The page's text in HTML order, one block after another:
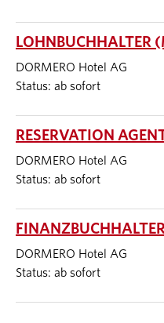
LOHNBUCHHALTER
DORMERO Hotel AG
Status: ab sofort
RESERVATION
DORMERO Hotel AG
Status: ab sofort
DORMERO Hotel AG
Status: ab sofort